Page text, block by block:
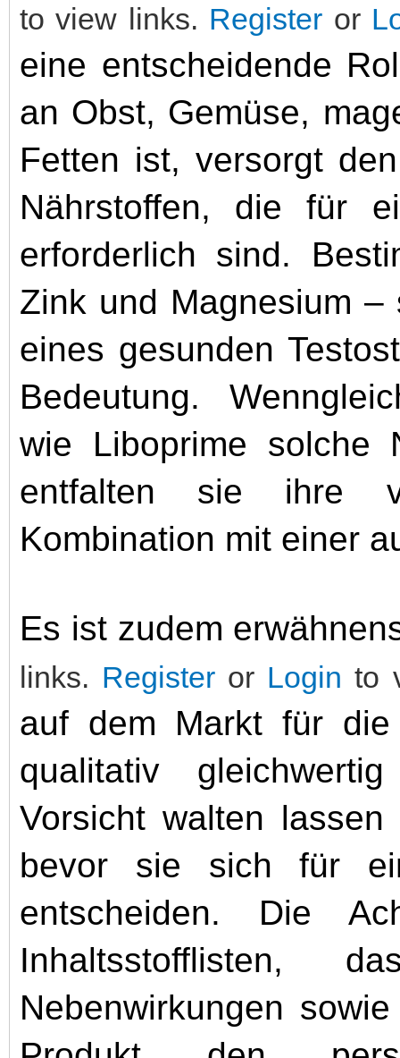
to view links. Register or
eine entscheidende
an Obst, Gemüse,
Fetten ist, versorgt
Nährstoffen, die für
erforderlich sind.
Zink und Magnesium
eines gesunden
Bedeutung.
wie Liboprime solche
entfalten sie ihre
Kombination mit einer
Es ist zudem
links. Register or Login to
auf dem Markt für die
qualitativ
Vorsicht walten
bevor sie sich für ein
entscheiden. Die
Inhaltsstofflisten,
Nebenwirkungen